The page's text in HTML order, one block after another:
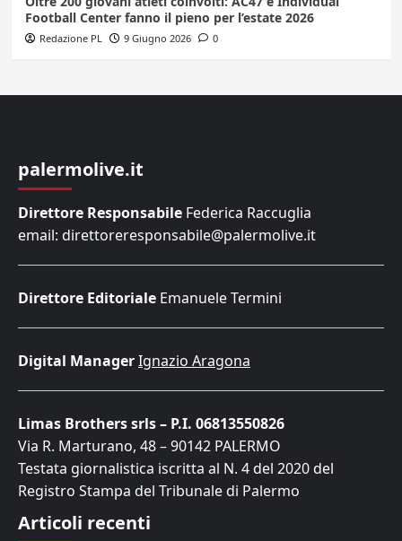
Football Center fanno il pieno per l’estate 2026
Redazione PL 9 Giugno 2026 0
palermolive.it
Direttore Responsabile Federica Raccuglia
email: direttoreresponsabile@palermolive.it
Direttore Editoriale Emanuele Termini
Digital ManagerIgnazio Aragona
Limas Brothers srls – P.I. 06813550826
Via R. Marturano, 48 – 90142 PALERMO
Testata giornalistica iscritta al N. 4 del 2020 del
Registro Stampa del Tribunale di Palermo
Articoli recenti